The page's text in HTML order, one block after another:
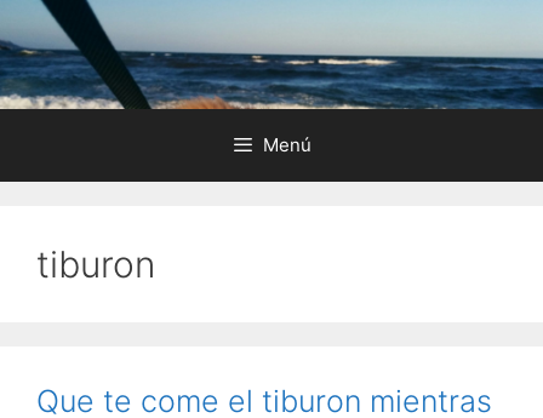
Saltar
al
contenido
Menú
tiburon
Que te come el tiburon mientras